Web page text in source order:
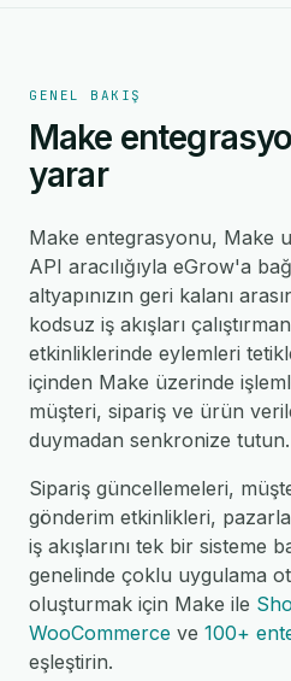
GENEL BAKIŞ
Make
yarar
Make entegrasyonu, Make
API aracılığıyla eGrow'a
altyapınızın geri kalanı
kodsuz iş akışları
etkinliklerinde eylemleri
içinden Make üzerinde
müşteri, sipariş ve ürün
duymadan senkronize tutun.
Sipariş güncellemeleri,
gönderim etkinlikleri,
iş akışlarını tek bir sisteme
genelinde çoklu uygulama
oluşturmak için Make ile
WooCommerce ve 100+
eşleştirin.